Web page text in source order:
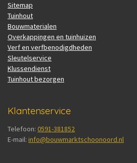
Sitemap
Tuinhout
Bouwmaterialen
Overkappingen en tuinhuizen
Verf en verfbenodigdheden
Sleutelservice
Klussendienst
Tuinhout bezorgen
Klantenservice
Telefoon: 0591-381852
E-mail: info@bouwmarktschoonoord.nl